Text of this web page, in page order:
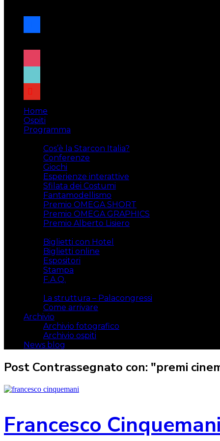
facebook
x
instagram
tiktok
youtube
Home
Ospiti
Programma
Cos’è la Starcon Italia?
Conferenze
Giochi
Esperienze interattive
Sfilata dei Costumi
Fantamodellismo
Premio OMEGA SHORT
Premio OMEGA GRAPHICS
Premio Alberto Lisiero
Biglietti con Hotel
Biglietti online
Espositori
Stampa
F.A.Q.
La struttura – Palacongressi
Come arrivare
Archivio
Archivio fotografico
Archivio ospiti
News blog
Post Contrassegnato con: "premi
Francesco Cinquemani